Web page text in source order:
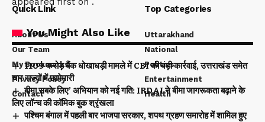
You Might Also Like
₹1109 करोड़ बैंक धोखाधड़ी मामले में CBI की बड़ी कार्रवाई, उत्तराखंड समेत
चार राज्यों में छापेमारी
बीमा सबके लिए’ अभियान को नई गति: IRDAI ने बीमा जागरूकता बढ़ाने के
लिए लॉन्च की कॉमिक बुक श्रृंखला
पश्चिम बंगाल में पहली बार भाजपा सरकार, शपथ ग्रहण समारोह में शामिल हुए
Quick Link
About Us
Our Team
My Bookmarks
Privacy Policy
Contact
Top Categories
Uttarakhand
National
Politics
Entertainment
Health